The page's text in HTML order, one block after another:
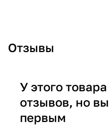
Отзывы
У этого
отзывов, но
первым